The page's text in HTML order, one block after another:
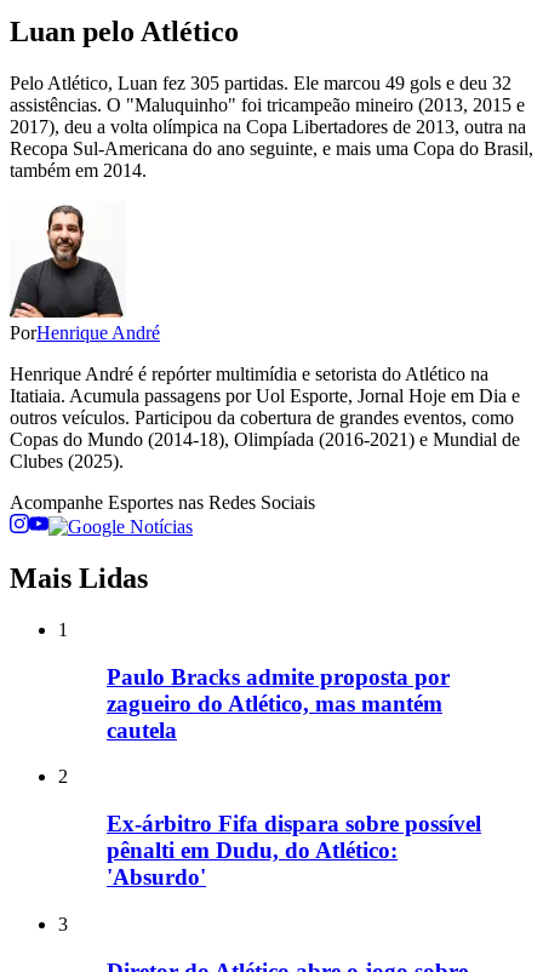
Luan pelo Atlético
Pelo Atlético, Luan fez 305 partidas. Ele marcou 49 gols e deu 32
assistências. O "Maluquinho" foi tricampeão mineiro (2013, 2015 e
2017), deu a volta olímpica na Copa Libertadores de 2013, outra na
Recopa Sul-Americana do ano seguinte, e mais uma Copa do Brasil,
também em 2014.
PorHenrique André
Henrique André é repórter multimídia e setorista do Atlético na
Itatiaia. Acumula passagens por Uol Esporte, Jornal Hoje em Dia e
outros veículos. Participou da cobertura de grandes eventos, como
Copas do Mundo (2014-18), Olimpíada (2016-2021) e Mundial de
Clubes (2025).
Acompanhe Esportes nas Redes Sociais
Mais Lidas
1
Paulo Bracks admite proposta por
zagueiro do Atlético, mas mantém
cautela
2
Ex-árbitro Fifa dispara sobre possível
pênalti em Dudu, do Atlético:
'Absurdo'
3